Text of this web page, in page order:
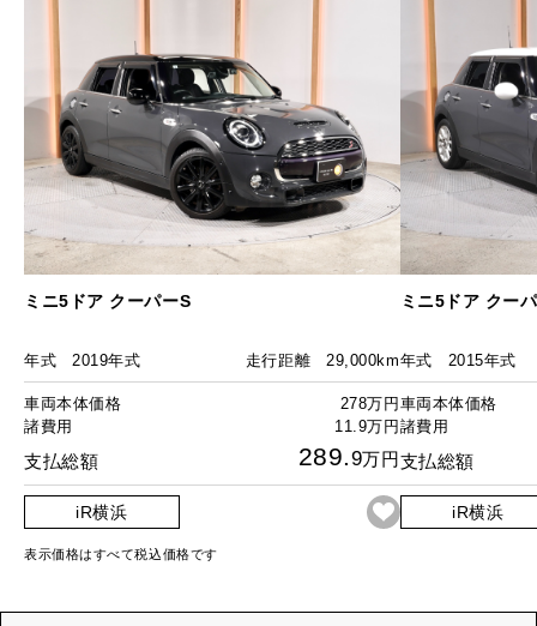
ミニ5ドア クーパーS
年式 2019年式 走行距離 29,000km
車両本体価格
278万円
諸費用
11.9万円
支払総額 289.9万円
iR横浜
ミニ5ドア クー
年式 2015年式
車両本体価格
諸費用
支払総額
iR横浜
表示価格はすべて税込価格です